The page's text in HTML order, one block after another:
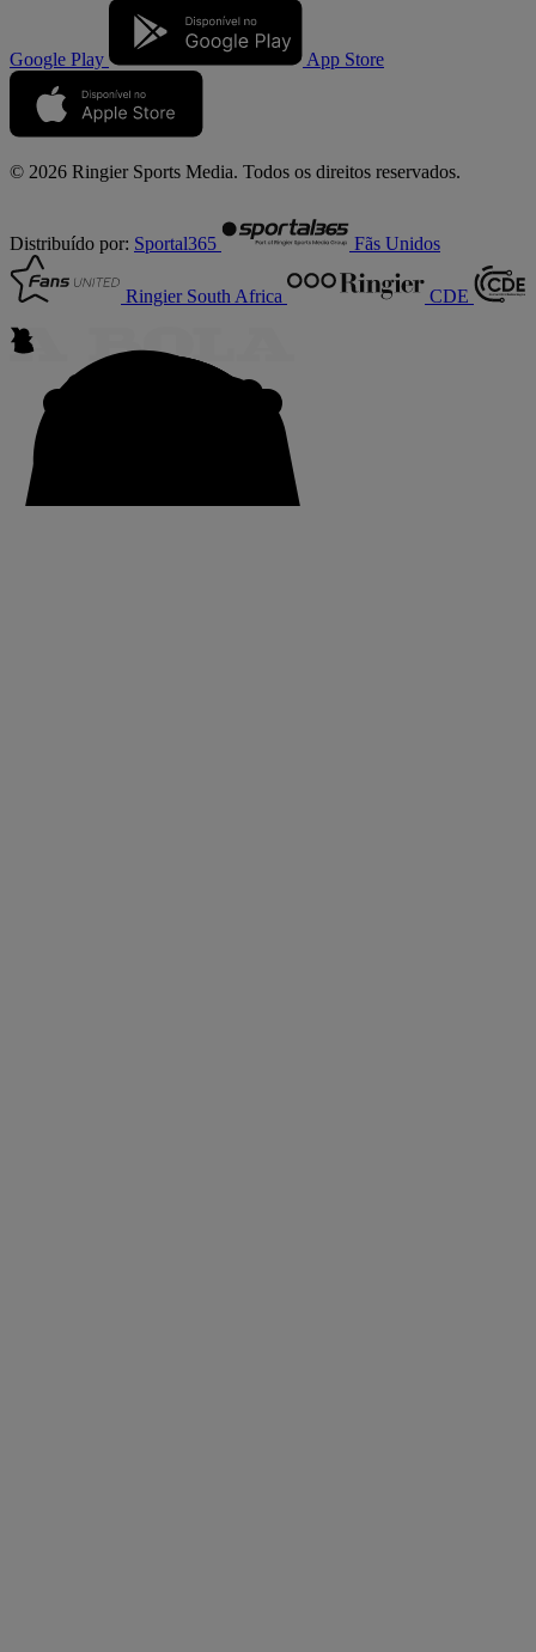
Google Play App Store
© 2026 Ringier Sports Media. Todos os direitos reservados.
Distribuído por: Sportal365 Fãs Unidos
Ringier South Africa CDE